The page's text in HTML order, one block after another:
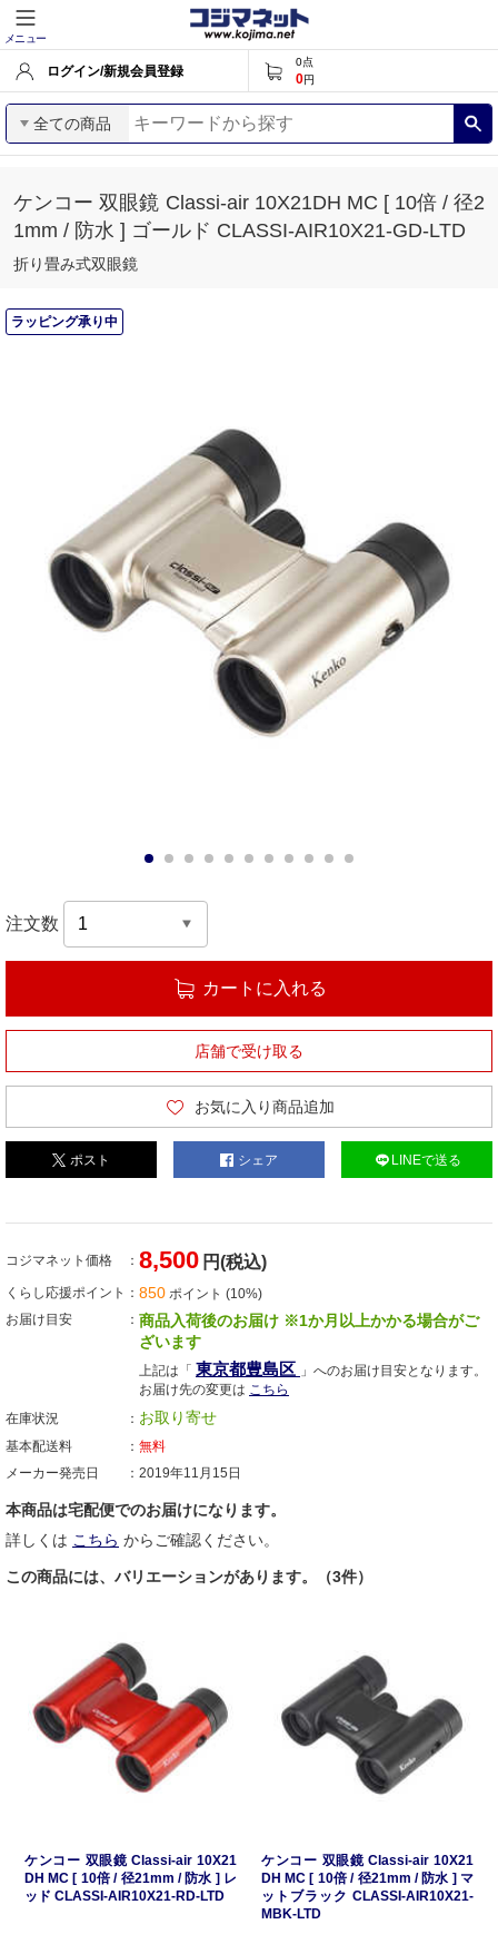
メニュー
ログイン/新規会員登録
0点
0円
全ての商品
ケンコー 双眼鏡 Classi-air 10X21DH MC [ 10倍 / 径2
1mm / 防水 ] ゴールド CLASSI-AIR10X21-GD-LTD
折り畳み式双眼鏡
ラッピング承り中
10
注文数
カートに入れる
店舗で受け取る
お気に入り商品追加
ポスト シェア LINEで送る
コジマネット価格 8,500 円(税込)
くらし応援ポイント 850 ポイント (10%)
お届け目安
商品入荷後のお届け ※1か月以上かかる場合がご
ざいます
上記は「 東京都豊島区 」へのお届け目安となります。
お届け先の変更は こちら
在庫状況
お取り寄せ
基本配送料
無料
メーカー発売日
2019年11月15日
本商品は宅配便でのお届けになります。
詳しくは こちら からご確認ください。
この商品には、バリエーションがあります。（3件）
ケンコー 双眼鏡 Classi-air 10X21
DH MC [ 10倍 / 径21mm / 防水 ] レ
ッド CLASSI-AIR10X21-RD-LTD
ケンコー 双眼鏡 Classi-air 10X21
DH MC [ 10倍 / 径21mm / 防水 ] マ
ットブラック CLASSI-AIR10X21-
MBK-LTD